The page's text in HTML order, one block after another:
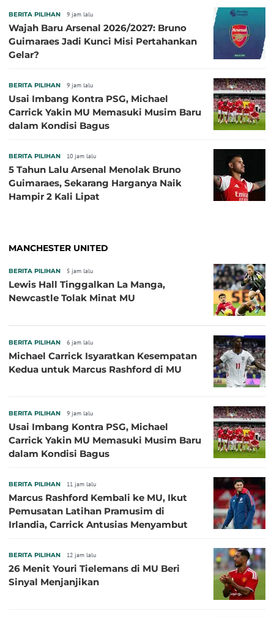
BERITA PILIHAN 9 jam lalu
Wajah Baru Arsenal 2026/2027: Bruno
Guimaraes Jadi Kunci Misi Pertahankan
Gelar?
BERITA PILIHAN 9 jam lalu
Usai Imbang Kontra PSG, Michael
Carrick Yakin MU Memasuki Musim Baru
dalam Kondisi Bagus
BERITA PILIHAN 10 jam lalu
5 Tahun Lalu Arsenal Menolak Bruno
Guimaraes, Sekarang Harganya Naik
Hampir 2 Kali Lipat
MANCHESTER UNITED
BERITA PILIHAN 5 jam lalu
Lewis Hall Tinggalkan La Manga,
Newcastle Tolak Minat MU
BERITA PILIHAN 6 jam lalu
Michael Carrick Isyaratkan Kesempatan
Kedua untuk Marcus Rashford di MU
BERITA PILIHAN 9 jam lalu
Usai Imbang Kontra PSG, Michael
Carrick Yakin MU Memasuki Musim Baru
dalam Kondisi Bagus
BERITA PILIHAN 11 jam lalu
Marcus Rashford Kembali ke MU, Ikut
Pemusatan Latihan Pramusim di
Irlandia, Carrick Antusias Menyambut
BERITA PILIHAN 12 jam lalu
26 Menit Youri Tielemans di MU Beri
Sinyal Menjanjikan